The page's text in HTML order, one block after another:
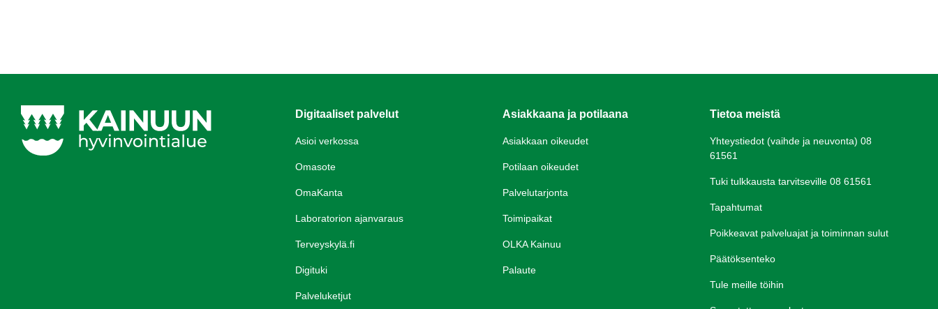
Digitaaliset palvelut
Asioi verkossa
Omasote
OmaKanta
Laboratorion ajanvaraus
Terveyskylä.fi
Digituki
Palveluketjut
Asiakkaana ja potilaana
Asiakkaan oikeudet
Potilaan oikeudet
Palvelutarjonta
Toimipaikat
OLKA Kainuu
Palaute
Tietoa meistä
Yhteystiedot (vaihde ja neuvonta) 08
61561
Tuki tulkkausta tarvitseville 08 61561
Tapahtumat
Poikkeavat palveluajat ja toiminnan sulut
Päätöksenteko
Tule meille töihin